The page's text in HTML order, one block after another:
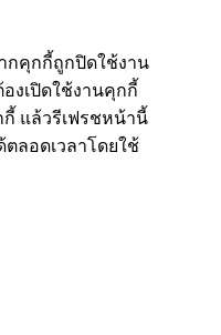
กคุกกี้ถูกปิดใช้งาน
งเปิดใช้งานคุกกี้
แล้วรีเฟรชหน้านี้
ลอดเวลาโดยใช้